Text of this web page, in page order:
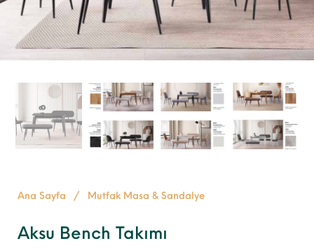
Ana Sayfa / Mutfak Masa & Sandalye
Aksu Bench Takımı